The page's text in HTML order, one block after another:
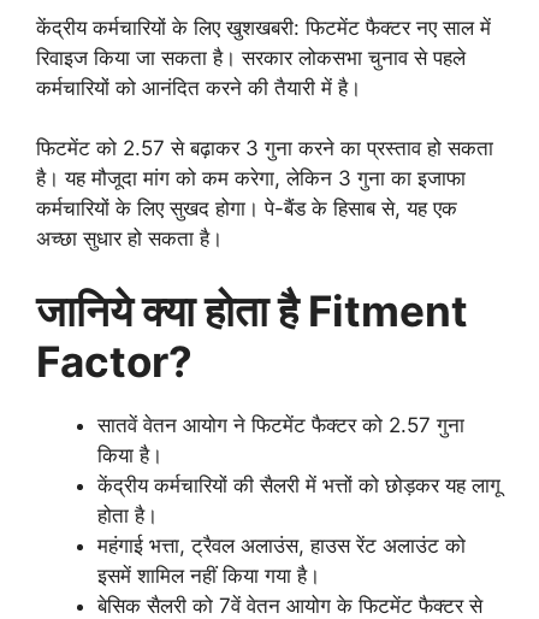
केंद्रीय कर्मचारियों के लिए खुशखबरी: फिटमेंट फैक्टर नए साल में
रिवाइज किया जा सकता है। सरकार लोकसभा चुनाव से पहले
कर्मचारियों को आनंदित करने की तैयारी में है।
फिटमेंट को 2.57 से बढ़ाकर 3 गुना करने का प्रस्ताव हो सकता
है। यह मौजूदा मांग को कम करेगा, लेकिन 3 गुना का इजाफा
कर्मचारियों के लिए सुखद होगा। पे-बैंड के हिसाब से, यह एक
अच्छा सुधार हो सकता है।
जानिये क्या होता है Fitment
Factor?
सातवें वेतन आयोग ने फिटमेंट फैक्टर को 2.57 गुना
किया है।
केंद्रीय कर्मचारियों की सैलरी में भत्तों को छोड़कर यह लागू
होता है।
महंगाई भत्ता, ट्रैवल अलाउंस, हाउस रेंट अलाउंट को
इसमें शामिल नहीं किया गया है।
बेसिक सैलरी को 7वें वेतन आयोग के फिटमेंट फैक्टर से